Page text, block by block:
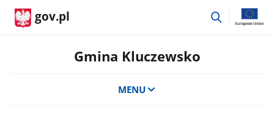
gov.pl
przejdź
Gmina Kluczewsko
MENU